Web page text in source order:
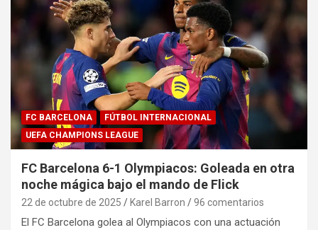
FC BARCELONA
FÚTBOL INTERNACIONAL
UEFA CHAMPIONS LEAGUE
FC Barcelona 6-1 Olympiacos: Goleada en otra
noche mágica bajo el mando de Flick
22 de octubre de 2025 Karel Barron 96 comentarios
El FC Barcelona golea al Olympiacos con una actuación